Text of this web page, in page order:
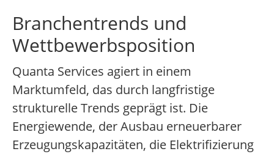
Branchentrends und
Wettbewerbsposition
Quanta Services agiert in einem
Marktumfeld, das durch langfristige
strukturelle Trends geprägt ist. Die
Energiewende, der Ausbau erneuerbarer
Erzeugungskapazitäten, die Elektrifizierung